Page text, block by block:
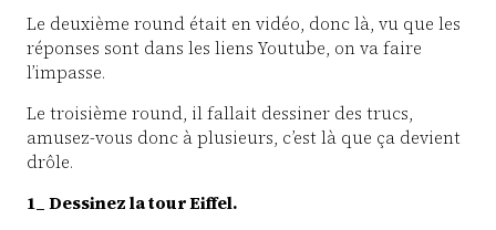
Le deuxième round était en vidéo, donc là, vu que les
réponses sont dans les liens Youtube, on va faire
l’impasse.
Le troisième round, il fallait dessiner des trucs,
amusez-vous donc à plusieurs, c’est là que ça devient
drôle.
1_ Dessinez la tour Eiffel.